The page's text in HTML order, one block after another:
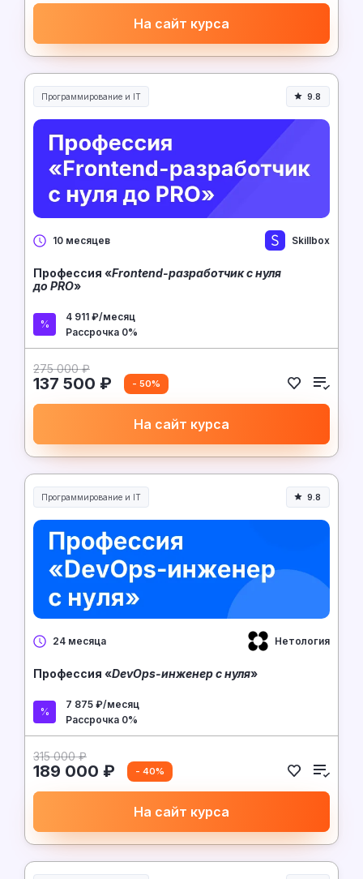
На сайт курса
Программирование и IT 9.8
10 месяцев Skillbox
Профессия «Frontend-разработчик с нуля
до PRO»
4 911 ₽/месяц
Рассрочка 0%
275 000 ₽
137 500 ₽ - 50%
На сайт курса
Программирование и IT 9.8
24 месяца Нетология
Профессия «DevOps-инженер с нуля»
7 875 ₽/месяц
Рассрочка 0%
315 000 ₽
189 000 ₽ - 40%
На сайт курса